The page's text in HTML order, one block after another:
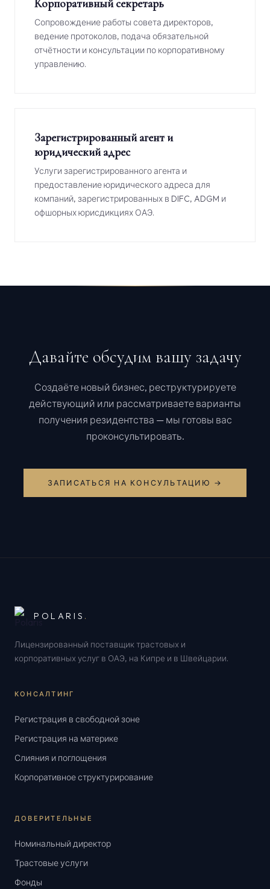
Корпоративный секретарь
Сопровождение работы совета директоров,
ведение протоколов, подача обязательной
отчётности и консультации по корпоративному
управлению.
Зарегистрированный агент и
юридический адрес
Услуги зарегистрированного агента и
предоставление юридического адреса для
компаний, зарегистрированных в DIFC, ADGM и
офшорных юрисдикциях ОАЭ.
Давайте обсудим вашу задачу
Создаёте новый бизнес, реструктурируете
действующий или рассматриваете варианты
получения резидентства — мы готовы вас
проконсультировать.
ЗАПИСАТЬСЯ НА КОНСУЛЬТАЦИЮ →
POLARIS .
Лицензированный поставщик трастовых и
корпоративных услуг в ОАЭ, на Кипре и в Швейцарии.
КОНСАЛТИНГ
Регистрация в свободной зоне
Регистрация на материке
Слияния и поглощения
Корпоративное структурирование
ДОВЕРИТЕЛЬНЫЕ
Номинальный директор
Трастовые услуги
Фонды